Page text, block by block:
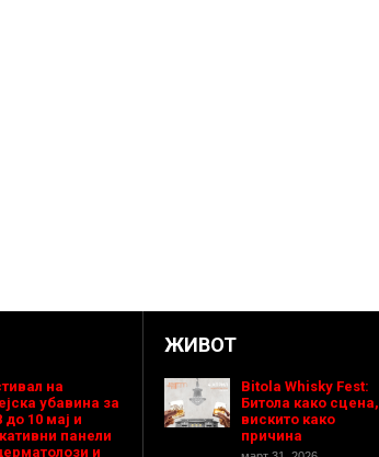
на
убавина за
до 10 мај и
панели
и
ЖИВОТ
Bitola Whisky Fest:
Битола како сцена,
вискито како
причина